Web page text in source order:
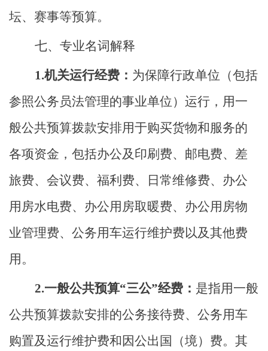
坛、赛事等预算。
七、 专业名词解释
1.机关运行经费： 为保障行政单位（包括
参照公务员法管理的事业单位）运行，用一
般公共预算拨款安排用于购买货物和服务的
各项资金，包括办公及印刷费、邮电费、差
旅费、会议费、福利费、日常维修费、办公
用房水电费、办公用房取暖费、办公用房物
业管理费、公务用车运行维护费以及其他费
用。
2.一般公共预算“三公”经费： 是指用一般
公共预算拨款安排的公务接待费、公务用车
购置及运行维护费和因公出国（境）费。其